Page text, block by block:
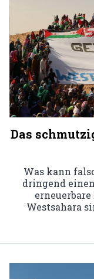
Das
Was kann
dringend
Westsahara